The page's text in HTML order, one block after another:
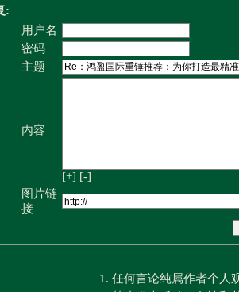
:
用户名
密码
主题
内容
[+] [-]
图片链
接
1. 任何言论纯属作者个人